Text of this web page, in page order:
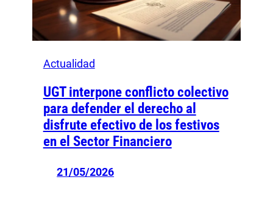
Actualidad
UGT interpone conflicto colectivo
para defender el derecho al
disfrute efectivo de los festivos
en el Sector Financiero
21/05/2026